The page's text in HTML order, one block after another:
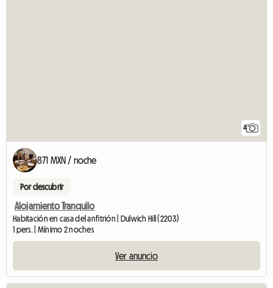
4
871 MXN / noche
Por descubrir
Alojamiento Tranquilo
Habitación en casa del anfitrión | Dulwich Hill (2203)
1 pers. | Mínimo 2 noches
Ver anuncio